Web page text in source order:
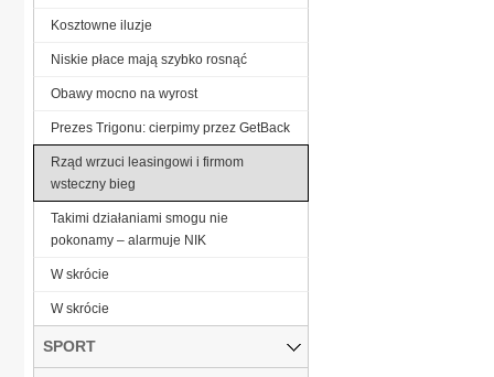
Kosztowne iluzje
Niskie płace mają szybko rosnąć
Obawy mocno na wyrost
Prezes Trigonu: cierpimy przez GetBack
Rząd wrzuci leasingowi i firmom
wsteczny bieg
Takimi działaniami smogu nie
pokonamy – alarmuje NIK
W skrócie
W skrócie
SPORT